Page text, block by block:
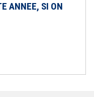
ANNEE, SI ON